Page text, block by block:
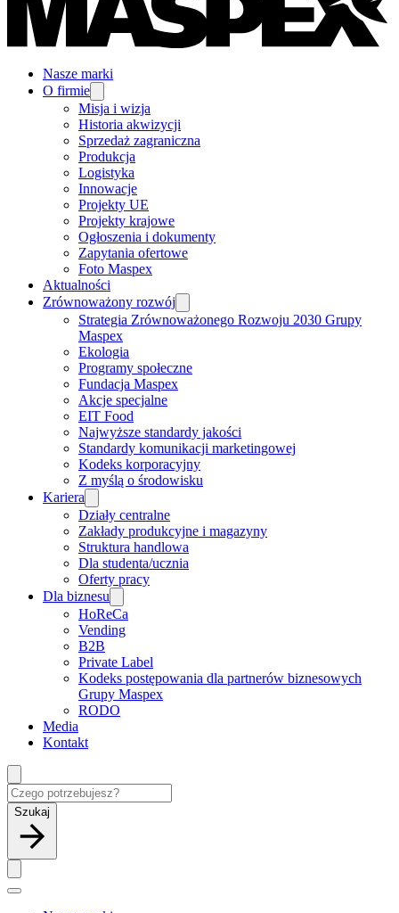
Nasze marki
O firmie
Misja i wizja
Historia akwizycji
Sprzedaż zagraniczna
Produkcja
Logistyka
Innowacje
Projekty UE
Projekty krajowe
Ogłoszenia i dokumenty
Zapytania ofertowe
Foto Maspex
Aktualności
Zrównoważony rozwój
Strategia Zrównoważonego Rozwoju 2030 Grupy
Maspex
Ekologia
Programy społeczne
Fundacja Maspex
Akcje specjalne
EIT Food
Najwyższe standardy jakości
Standardy komunikacji marketingowej
Kodeks korporacyjny
Z myślą o środowisku
Kariera
Działy centralne
Zakłady produkcyjne i magazyny
Struktura handlowa
Dla studenta/ucznia
Oferty pracy
Dla biznesu
HoReCa
Vending
B2B
Private Label
Kodeks postępowania dla partnerów biznesowych
Grupy Maspex
RODO
Media
Kontakt
Szukaj